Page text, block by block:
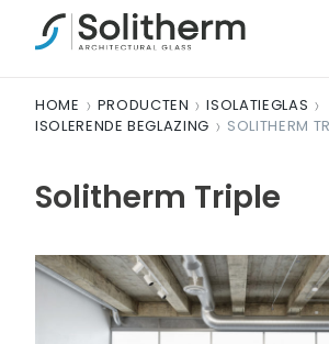
HOME PRODUCTEN
ISOLATIEGLAS
ISOLERENDE BEGLAZING
SOLITHERM
Solitherm Triple